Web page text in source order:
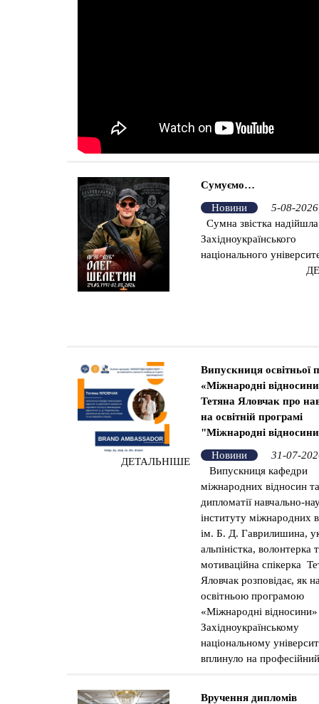
Сумуємо…
Новини
5-08-
Сумна звістка
Західноукраїнського
національного
Випускниця освітньої
«Міжнародні
Тетяна Яловчак про
на освітній програмі
"Міжнародні
Новини
31-07-
Випускниця кафедри
міжнародних відносин
дипломатії навчально-
інституту міжнародних
ім. Б. Д. Гаврилишина,
альпіністка, волонтерка
мотиваційна спікерка
Яловчак розповідає, як
освітньою програмою
«Міжнародні
Західноукраїнському
національному
вплинуло на
ДЕТАЛЬНІШЕ
Вручення дипломів